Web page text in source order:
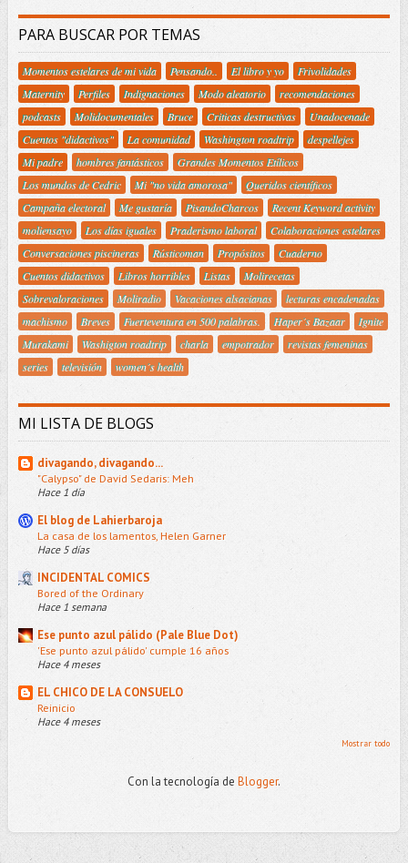
PARA BUSCAR POR TEMAS
Momentos estelares de mi vida Pensando.. El libro y yo
Frivolidades
Maternity
Perfiles Indignaciones Modo aleatorio
recomendaciones
podcasts
Molidocumentales Bruce Criticas destructivas
Unadocenade
Cuentos "didactivos"
La comunidad Washington roadtrip
despellejes
Mi padre
hombres fantásticos
Grandes Momentos Etílicos
Los mundos de Cedric
Mi "no vida amorosa"
Queridos científicos
Campaña electoral
Me gustaría PisandoCharcos
Recent Keyword activity
moliensayo
Los días iguales Praderismo laboral
Colaboraciones estelares
Conversaciones piscineras
Rústicoman Propósitos
Cuaderno
Cuentos didactivos
Libros horribles Listas
Molirecetas
Sobrevaloraciones
Moliradio Vacaciones alsacianas
lecturas encadenadas
machismo
Breves Fuerteventura en 500 palabras. Haper´s Bazaar
Ignite
Murakami
Washigton roadtrip charla empotrador
revistas femeninas
series
televisión women´s health
MI LISTA DE BLOGS
divagando, divagando...
"Calypso" de David Sedaris: Meh
Hace 1 día
El blog de Lahierbaroja
La casa de los lamentos, Helen Garner
Hace 5 días
INCIDENTAL COMICS
Bored of the Ordinary
Hace 1 semana
Ese punto azul pálido (Pale Blue Dot)
'Ese punto azul pálido' cumple 16 años
Hace 4 meses
EL CHICO DE LA CONSUELO
Reinicio
Hace 4 meses
Mostrar todo
Con la tecnología de Blogger.